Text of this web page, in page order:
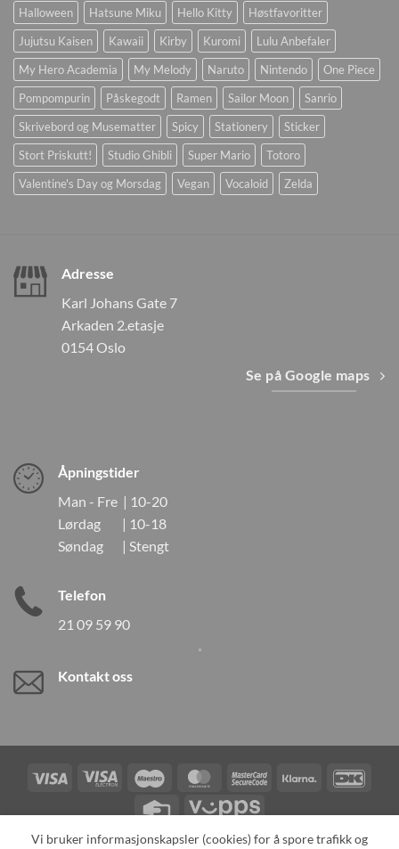
Halloween
Hatsune Miku Hello Kitty
Høstfavoritter
Jujutsu Kaisen
Kawaii Kirby Kuromi
Lulu Anbefaler
My Hero Academia
My Melody Naruto Nintendo
One Piece
Pompompurin
Påskegodt Ramen Sailor Moon
Sanrio
Skrivebord og Musematter
Spicy Stationery
Sticker
Stort Priskutt!
Studio Ghibli Super Mario
Totoro
Valentine's Day og Morsdag
Vegan Vocaloid Zelda
Adresse
Karl Johans Gate 7
Arkaden 2.etasje
0154 Oslo
Se på Google maps
Åpningstider
Man - Fre | 10-20
Lørdag | 10-18
Søndag | Stengt
Telefon
21 09 59 90
Kontakt oss
Visa
Visa
Electron
Maestro MasterCardMasterCardKlarna
Credit
Vipps
Vi bruker informasjonskapsler (cookies) for å spore trafikk og